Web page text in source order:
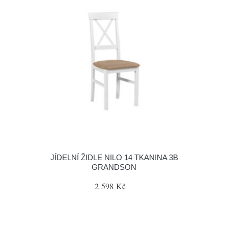
JÍDELNÍ ŽIDLE NILO 14 TKANINA 3B
GRANDSON
2 598 Kč